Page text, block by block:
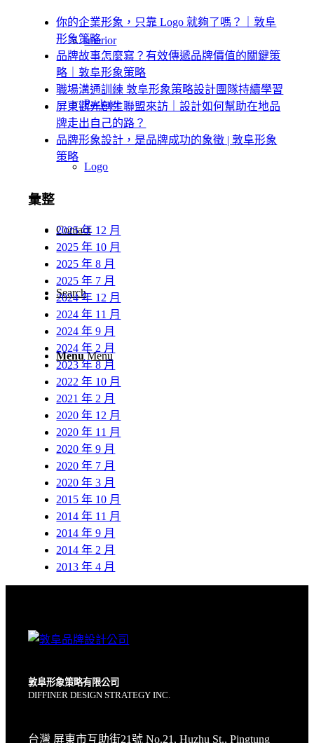
Interior
Package
Logo
Contact
Search
Menu Menu
你的企業形象，只靠 Logo 就夠了嗎？｜敦阜
形象策略
品牌故事怎麼寫？有效傳遞品牌價值的關鍵策
略｜敦阜形象策略
職場溝通訓練 敦阜形象策略設計團隊持續學習
屏東觀光創生聯盟來訪｜設計如何幫助在地品
牌走出自己的路？
品牌形象設計，是品牌成功的象徵 | 敦阜形象
策略
彙整
2025 年 12 月
2025 年 10 月
2025 年 8 月
2025 年 7 月
2024 年 12 月
2024 年 11 月
2024 年 9 月
2024 年 2 月
2023 年 8 月
2022 年 10 月
2021 年 2 月
2020 年 12 月
2020 年 11 月
2020 年 9 月
2020 年 7 月
2020 年 3 月
2015 年 10 月
2014 年 11 月
2014 年 9 月
2014 年 2 月
2013 年 4 月
敦阜形象策略有限公司
DIFFINER DESIGN STRATEGY INC.
台灣 屏東市互助街21號 No.21, Huzhu St., Pingtung